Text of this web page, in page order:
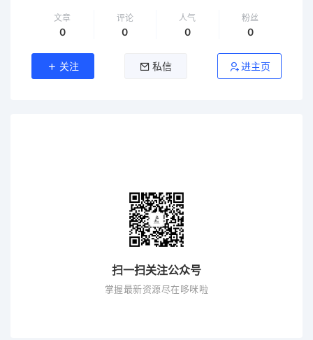
文章
0
评论
0
人气
0
粉丝
0
关注 私信 进主页
扫一扫关注公众号
掌握最新资源尽在哆咪啦